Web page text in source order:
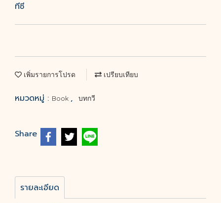
ทีซี
เพิ่มรายการโปรด เปรียบเทียบ
หมวดหมู่ : Book , บทกวี
Share
รายละเอียด